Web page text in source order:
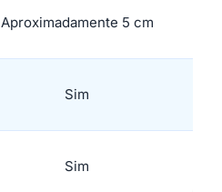
Aproximadamente 5 cm
Sim
Sim